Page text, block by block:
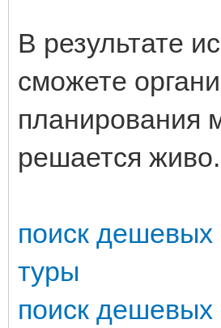
В результате
сможете
планирования
решается живо.
поиск дешевых
туры
поиск дешевых